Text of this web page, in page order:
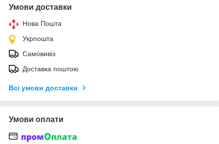
Умови доставки
Нова Пошта
Укрпошта
Самовивіз
Доставка поштою
Всі умови доставки
Умови оплати